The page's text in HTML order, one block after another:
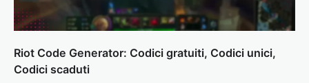
Riot Code Generator: Codici gratuiti, Codici unici,
Codici scaduti